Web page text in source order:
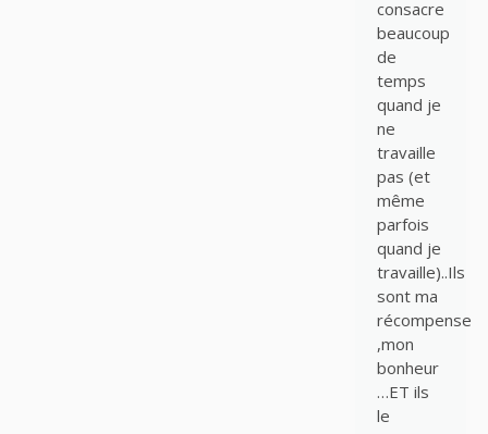
consacre
beaucoup
de
temps
quand je
ne
travaille
pas (et
même
parfois
quand je
travaille)..Ils
sont ma
récompense
,mon
bonheur
…ET ils
le